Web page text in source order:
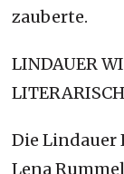
zauberte.
LINDAUER
Die Lindauer
Lena